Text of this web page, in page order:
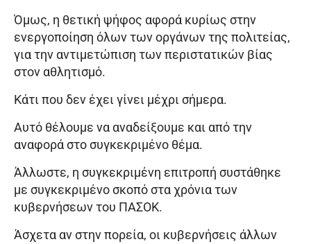
Όμως, η θετική ψήφος αφορά κυρίως στην
ενεργοποίηση όλων των οργάνων της πολιτείας,
για την αντιμετώπιση των περιστατικών βίας
στον αθλητισμό.
Κάτι που δεν έχει γίνει μέχρι σήμερα.
Αυτό θέλουμε να αναδείξουμε και από την
αναφορά στο συγκεκριμένο θέμα.
Άλλωστε, η συγκεκριμένη επιτροπή συστάθηκε
με συγκεκριμένο σκοπό στα χρόνια των
κυβερνήσεων του ΠΑΣΟΚ.
Άσχετα αν στην πορεία, οι κυβερνήσεις άλλων